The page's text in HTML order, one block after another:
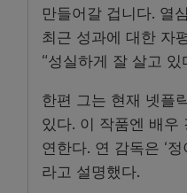
만들어갈 겁니다. 열
최근 성과에 대한 자
“성실하게 잘 살고 있
한편 그는 현재 넷플
있다. 이 작품엔 배우
연한다. 연 감독은 ‘
라고 설명했다.